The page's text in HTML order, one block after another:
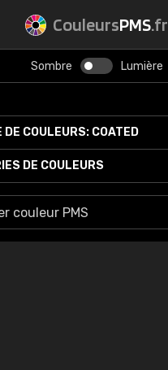
CouleursPMS.fr
Sombre Lumière
DE COULEURS: COATED
DE COULEURS